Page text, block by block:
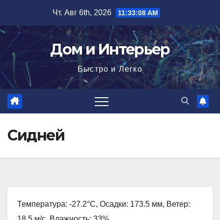
содержимому
Чт. Авг 6th, 2026 11:33:09 AM
Дом и Интерьер
Быстро и Легко
Сидней
Температура: -27.2°C, Осадки: 173.5 мм, Ветер: